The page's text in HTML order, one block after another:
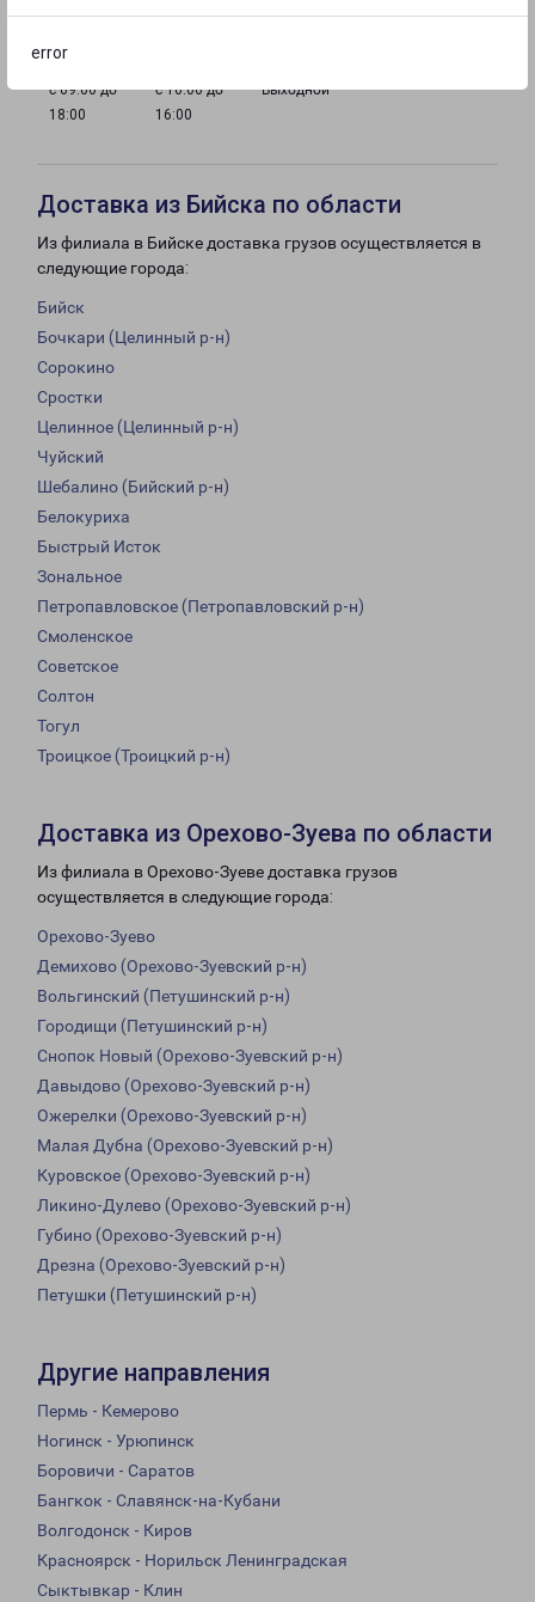
error
с 09:00 до
18:00
с 10:00 до
16:00
Выходной
Доставка из Бийска по области
Из филиала в Бийске доставка грузов осуществляется в
следующие города:
Бийск
Бочкари (Целинный р-н)
Сорокино
Сростки
Целинное (Целинный р-н)
Чуйский
Шебалино (Бийский р-н)
Белокуриха
Быстрый Исток
Зональное
Петропавловское (Петропавловский р-н)
Смоленское
Советское
Солтон
Тогул
Троицкое (Троицкий р-н)
Доставка из Орехово-Зуева по области
Из филиала в Орехово-Зуеве доставка грузов
осуществляется в следующие города:
Орехово-Зуево
Демихово (Орехово-Зуевский р-н)
Вольгинский (Петушинский р-н)
Городищи (Петушинский р-н)
Снопок Новый (Орехово-Зуевский р-н)
Давыдово (Орехово-Зуевский р-н)
Ожерелки (Орехово-Зуевский р-н)
Малая Дубна (Орехово-Зуевский р-н)
Куровское (Орехово-Зуевский р-н)
Ликино-Дулево (Орехово-Зуевский р-н)
Губино (Орехово-Зуевский р-н)
Дрезна (Орехово-Зуевский р-н)
Петушки (Петушинский р-н)
Другие направления
Пермь - Кемерово
Ногинск - Урюпинск
Боровичи - Саратов
Бангкок - Славянск-на-Кубани
Волгодонск - Киров
Красноярск - Норильск Ленинградская
Сыктывкар - Клин